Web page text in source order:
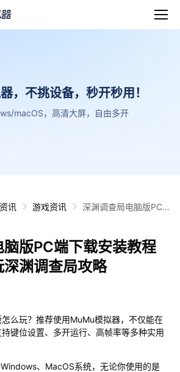
，不挑设备，秒开秒用！
macOS，高清大屏，自由多开
讯 游戏资讯
深渊调查局电脑版PC
版PC端下载安装教程
深渊调查局攻略
么玩？推荐使用MuMu模拟器，不仅能在
键位设置、多开运行、高帧率等多种实用
、MacOS系统，无论你使用的是